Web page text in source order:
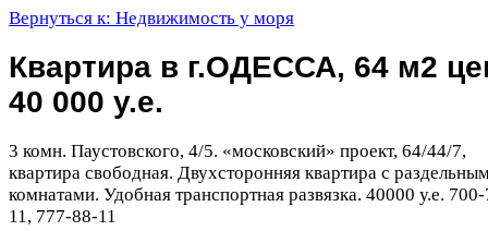
Вернуться к: Недвижимость у моря
Квартира в г.ОДЕССА, 64 м2
40 000 у.е.
3 комн. Паустовского, 4/5. «московский» проект, 64/44/7,
квартира свободная. Двухсторонняя квартира с
комнатами. Удобная транспортная развязка. 40000 у.е.
11, 777-88-11